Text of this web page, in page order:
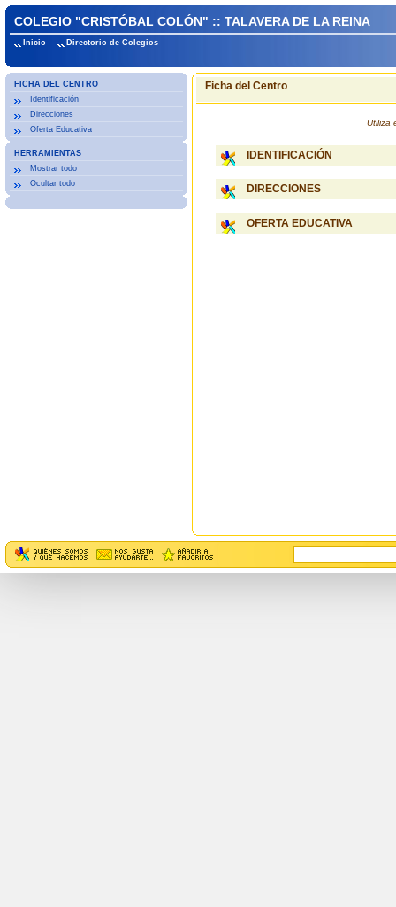
COLEGIO "CRISTÓBAL COLÓN" :: TALAVERA DE LA REINA
Inicio Directorio de Colegios
FICHA DEL CENTRO
Identificación
Direcciones
Oferta Educativa
HERRAMIENTAS
Mostrar todo
Ocultar todo
Ficha del Centro
Utiliza
IDENTIFICACIÓN
DIRECCIONES
OFERTA EDUCATIVA